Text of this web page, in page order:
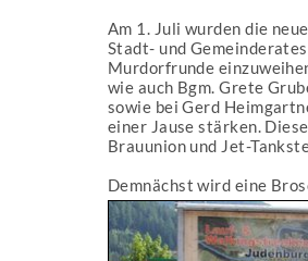
Am 1. Juli wurden die
Stadt- und
Murdorfrunde
wie auch Bgm. Grete
sowie bei Gerd
einer Jause stärken.
Brauunion und Jet-
Demnächst wird eine